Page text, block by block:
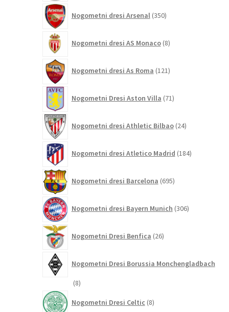
Nogometni dresi Arsenal 350izdelkov
Nogometni dresi AS Monaco 8izdelkov
Nogometni dresi As Roma 121izdelkov
Nogometni Dresi Aston Villa 71izdelkov
Nogometni dresi Athletic Bilbao 24izdelkov
Nogometni dresi Atletico Madrid 184izdelkov
Nogometni dresi Barcelona 695izdelkov
Nogometni dresi Bayern Munich 306izdelkov
Nogometni Dresi Benfica 26izdelkov
Nogometni Dresi Borussia Monchengladbach
88
Nogometni Dresi Celtic 8izdelkov